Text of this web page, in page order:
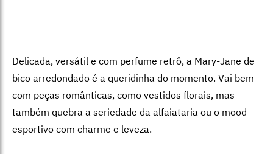
​​Delicada, versátil e com perfume retrô, a Mary-Jane de
bico arredondado é a queridinha do momento. Vai bem
com peças românticas, como vestidos florais, mas
também quebra a seriedade da alfaiataria ou o mood
esportivo com charme e leveza.